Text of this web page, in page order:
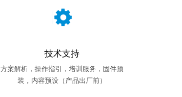
技术支持
方案解析，操作指引，培训服务，固件预
装，内容预设（产品出厂前）